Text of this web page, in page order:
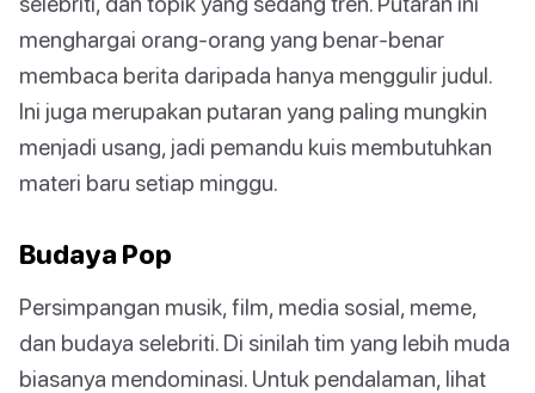
menghargai orang-orang yang benar-benar
membaca berita daripada hanya menggulir judul.
Ini juga merupakan putaran yang paling mungkin
menjadi usang, jadi pemandu kuis membutuhkan
materi baru setiap minggu.
Budaya Pop
Persimpangan musik, film, media sosial, meme,
dan budaya selebriti. Di sinilah tim yang lebih muda
biasanya mendominasi. Untuk pendalaman, lihat